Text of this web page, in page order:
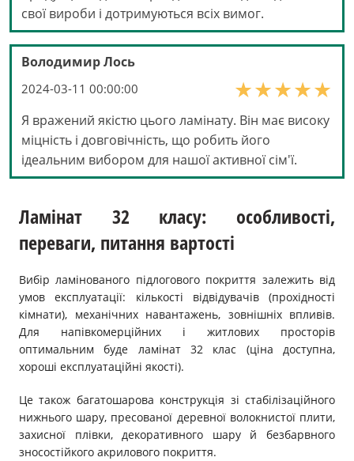
свої вироби і дотримуються всіх вимог.
Володимир Лось
2024-03-11 00:00:00
Я вражений якістю цього ламінату. Він має високу
міцність і довговічність, що робить його
ідеальним вибором для нашої активної сім'ї.
Ламінат 32 класу: особливості,
переваги, питання вартості
Вибір ламінованого підлогового покриття залежить від
умов експлуатації: кількості відвідувачів (прохідності
кімнати), механічних навантажень, зовнішніх впливів.
Для напівкомерційних і житлових просторів
оптимальним буде ламінат 32 клас (ціна доступна,
хороші експлуатаційні якості).
Це також багатошарова конструкція зі стабілізаційного
нижнього шару, пресованої деревної волокнистої плити,
захисної плівки, декоративного шару й безбарвного
зносостійкого акрилового покриття.